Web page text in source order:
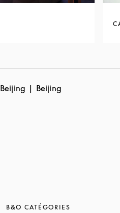
Beijing Beijing
B&O CATÉGORIES